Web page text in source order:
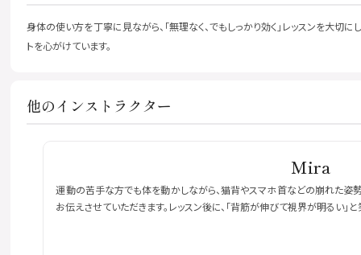
身体の使い方を丁寧に見ながら、「無理なく、でもしっかり効く」レッスンを大
トを心がけています。
他のインストラクター
Mira
運動の苦手な方でも体を動かしながら、猫背やスマホ首などの崩れた姿勢
お伝えさせていただきます。レッスン後に、「背筋が伸びて視界が明るい